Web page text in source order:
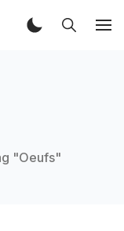
"Oeufs"